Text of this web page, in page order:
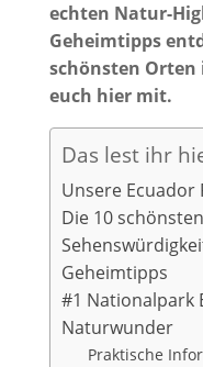
echten Natur-
Geheimtipps
schönsten Orten
euch hier mit.
Das lest ihr
Unsere Ecuador
Die 10
Geheimtipps
#1 Nationalpark
Naturwunder
Praktische